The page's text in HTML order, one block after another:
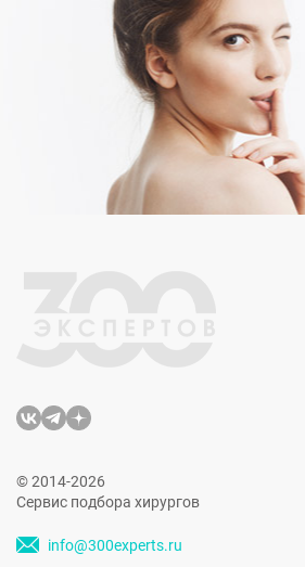
© 2014-2026
Сервис подбора хирургов
info@300experts.ru